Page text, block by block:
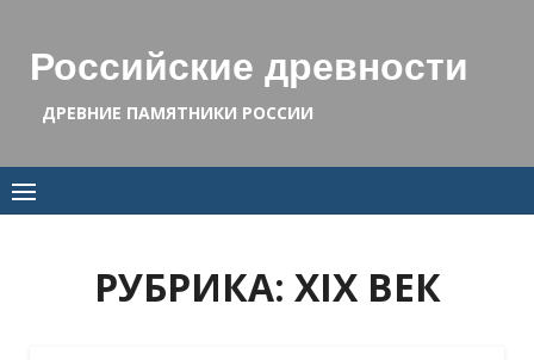
contentРоссийские древности
ДРЕВНИЕ ПАМЯТНИКИ РОССИИ
РУБРИКА: XIX ВЕК